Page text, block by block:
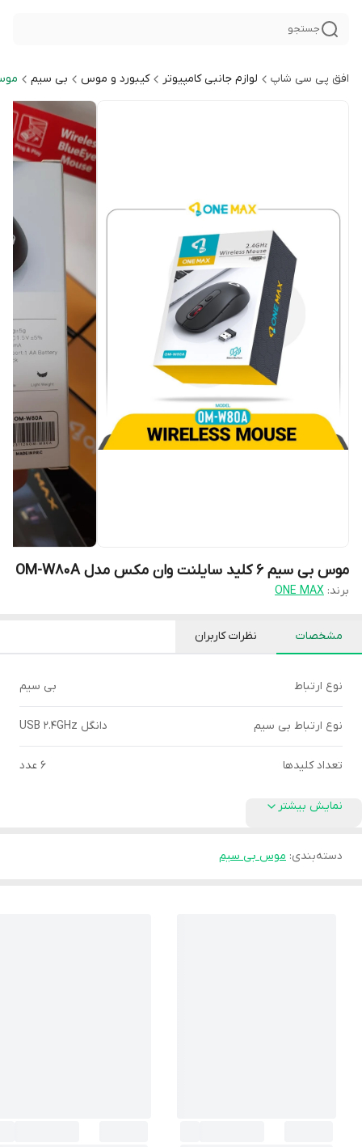
جستجو
افق پی سی شاپ لوازم جانبی کامپیوتر کیبورد و موس بی سیم
موس بی سیم 6 کلید سایلنت وان مکس مدل OM-W80A
برند: ONE MAX
مشخصات نظرات کاربران
نوع ارتباط بی سیم
نوع ارتباط بی سیم دانگل USB 2.4GHz
تعداد کلیدها 6 عدد
نمایش بیشتر
دسته‌بندی: موس بی سیم